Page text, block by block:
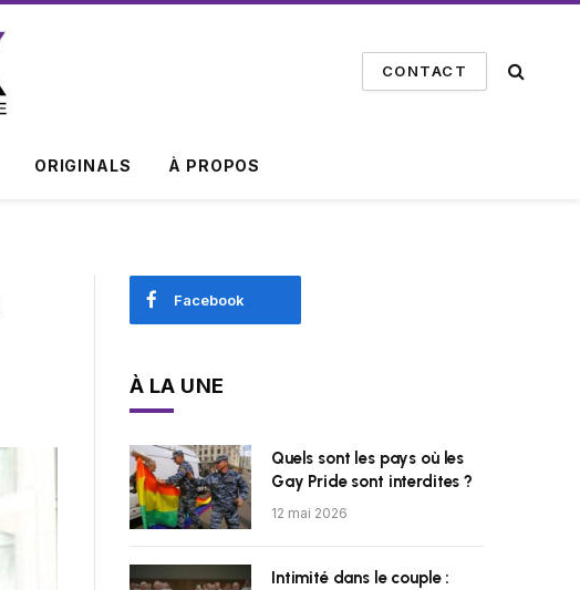
CONTACT
ORIGINALS À PROPOS
Facebook
À LA UNE
Quels sont les pays où les
Gay Pride sont interdites ?
12 mai 2026
Intimité dans le couple :